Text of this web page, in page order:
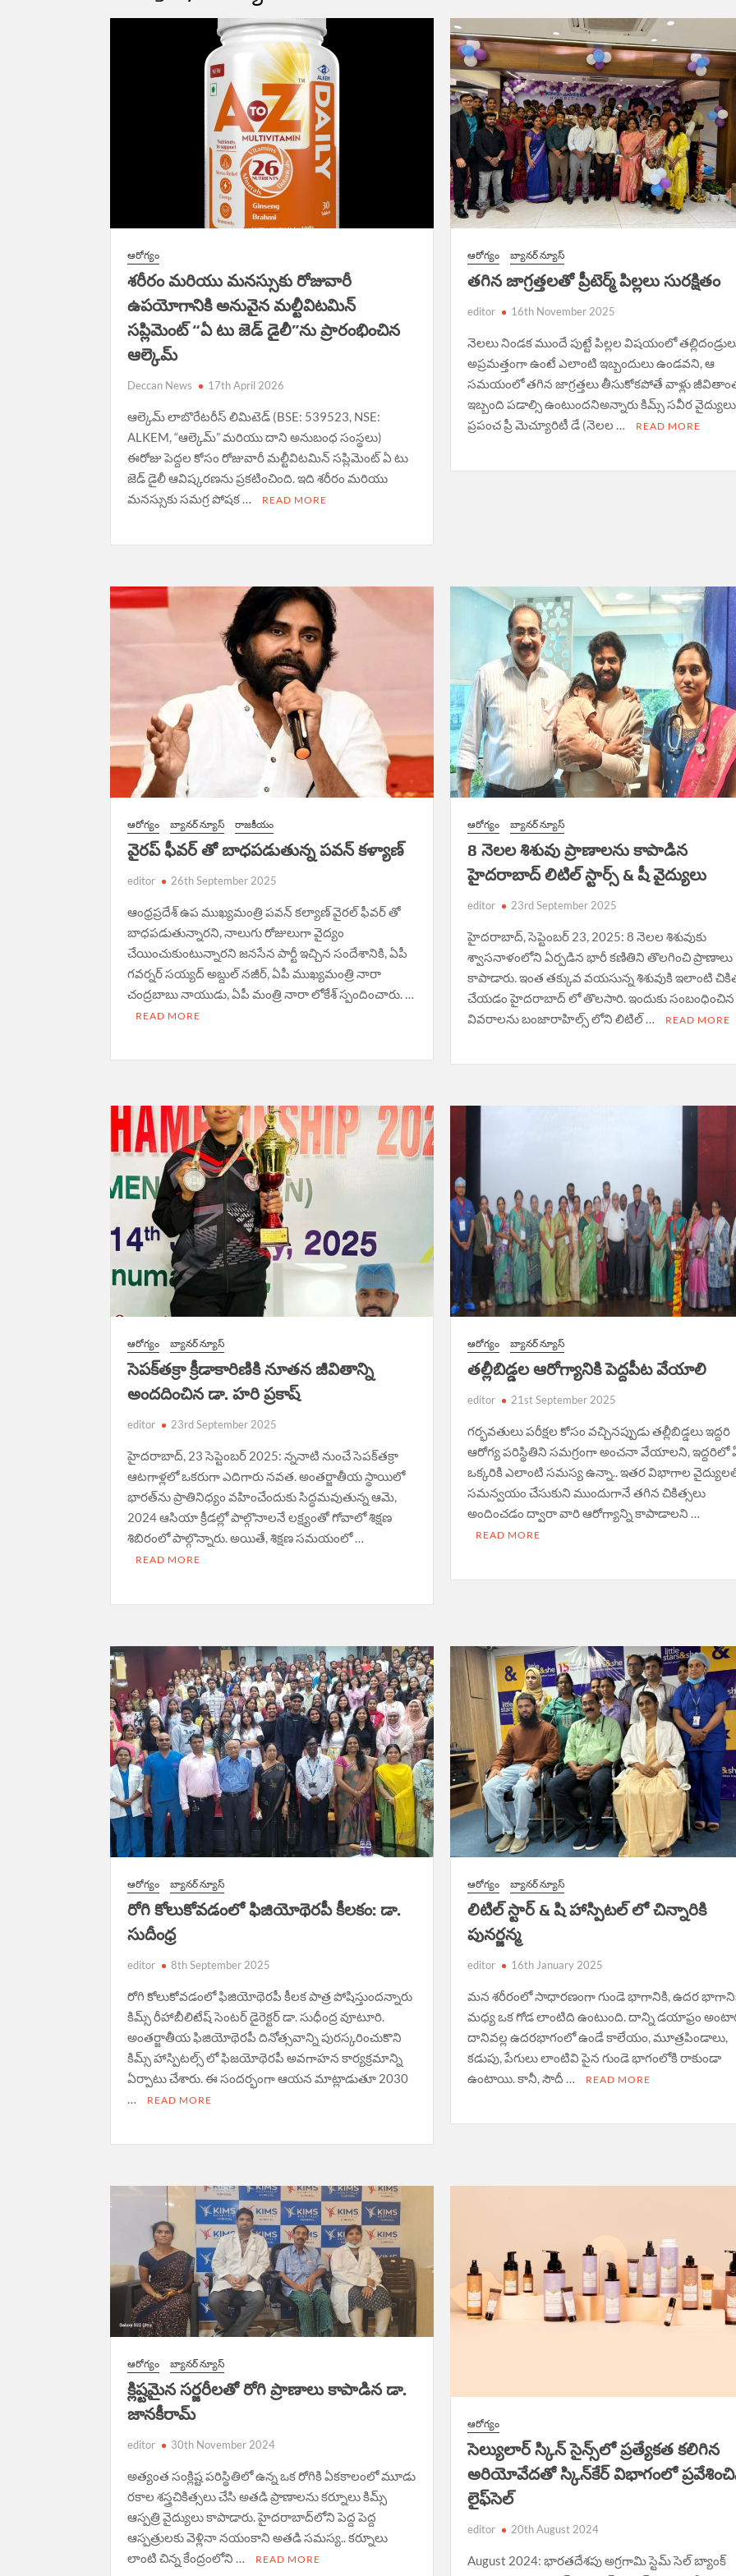
NEWS,
HYDERABAD
DECCAN
NEWS
ఆరోగ్యం
శరీరం మరియు మనస్సుకు రోజువారీ
ఉపయోగానికి అనువైన మల్టీవిటమిన్
సప్లిమెంట్ “ఏ టు జెడ్ డైలీ”ను ప్రారంభించిన
ఆల్కెమ్
Deccan News 17th April 2026
ఆల్కెమ్ లాబొరేటరీస్ లిమిటెడ్ (BSE: 539523, NSE:
ALKEM, “ఆల్కెమ్” మరియు దాని అనుబంధ సంస్థలు)
ఈరోజు పెద్దల కోసం రోజువారీ మల్టీవిటమిన్ సప్లిమెంట్ ఏ టు
జెడ్ డైలీ ఆవిష్కరణను ప్రకటించింది. ఇది శరీరం మరియు
మనస్సుకు సమగ్ర పోషక …
READ MORE
ఆరోగ్యం బ్యానర్ న్యూస్
త‌గిన జాగ్ర‌త్త‌ల‌తో ప్రీటెర్మ్ పిల్ల‌లు సుర‌క్షితం
editor 16th November 2025
నెల‌లు నిండ‌క ముందే పుట్టే పిల్ల‌ల విష‌యంలో
అప్ర‌మ‌త్తంగా ఉంటే ఎలాంటి ఇబ్బందులు ఉండ‌వ‌ని, ఆ
స‌మ‌యంలో త‌గిన జాగ్ర‌త్త‌లు తీసుకోక‌పోతే వాళ్లు
ఇబ్బంది ప‌డాల్సి ఉంటుంద‌నిఅన్నారు కిమ్స్ సవీర
ప్రపంచ ప్రీ మెచ్యూరిటీ డే (నెలల …
READ MORE
ఆరోగ్యం బ్యానర్ న్యూస్ రాజకీయం
వైరప్ ఫీవర్ తో బాధపడుతున్న పవన్ కళ్యాణ్
editor 26th September 2025
ఆంధ్రప్రదేశ్ ఉప ముఖ్యమంత్రి పవన్ కల్యాణ్ వైరల్ ఫీవర్ తో
బాధపడుతున్నారని, నాలుగు రోజులుగా వైద్యం
చేయించుకుంటున్నారని జనసేన పార్టీ ఇచ్చిన సందేశానికి, ఏపీ
గవర్నర్ సయ్యద్ అబ్దుల్ నజీర్, ఏపీ ముఖ్యమంత్రి నారా
చంద్రబాబు నాయుడు, ఏపీ మంత్రి నారా లోకేశ్ స్పందించారు. …
READ MORE
ఆరోగ్యం బ్యానర్ న్యూస్
8 నెలల శిశువు ప్రాణాలను కాపాడిన
హైదరాబాద్‌ లిటిల్ స్టార్స్ & షీ వైద్యులు
editor 23rd September 2025
హైద‌రాబాద్, సెప్టెంబ‌ర్ 23, 2025: 8 నెలల శిశువుకు
శ్వాసనాళంలోని ఏర్పడిన భారీ కణితిని తొలగించి ప్రాణాలు
కాపాడారు. ఇంత తక్కువ వయసున్న శిశువుకి ఇలాంటి
చేయడం హైదరాబాద్ లో తొలసారి. ఇందుకు సంబంధించిన
వివరాలను బంజారాహిల్స్ లోని లిటిల్ …
READ MORE
ఆరోగ్యం బ్యానర్ న్యూస్
సెపక్‌తక్రా క్రీడాకారిణికి నూతన జీవితాన్ని
అందదించిన డా. హరి ప్రకాష్
editor 23rd September 2025
హైదరాబాద్, 23 సెప్టెంబర్ 2025: న్ననాటి నుంచే సెపక్‌తక్రా
ఆటగాళ్లలో ఒకరుగా ఎదిగారు నవత. అంతర్జాతీయ స్థాయిలో
భారత్‌ను ప్రాతినిధ్యం వహించేందుకు సిద్ధమవుతున్న ఆమె,
2024 ఆసియా క్రీడల్లో పాల్గొనాలనే లక్ష్యంతో గోవాలో శిక్షణ
శిబిరంలో పాల్గొన్నారు. అయితే, శిక్షణ సమయంలో …
READ MORE
ఆరోగ్యం బ్యానర్ న్యూస్
త‌ల్లీబిడ్డ‌ల ఆరోగ్యానికి పెద్ద‌పీట వేయాలి
editor 21st September 2025
గ‌ర్భ‌వ‌తులు ప‌రీక్ష‌ల కోసం వ‌చ్చిన‌ప్పుడు త‌ల్లీబిడ్డ‌లు ఇద్ద‌రి
ఆరోగ్య ప‌రిస్థితిని స‌మ‌గ్రంగా అంచ‌నా వేయాల‌ని, ఇద్ద‌రిలో
ఒక్క‌రికి ఎలాంటి స‌మ‌స్య ఉన్నా.. ఇత‌ర విభాగాల
స‌మ‌న్వ‌యం చేసుకుని ముందుగానే త‌గిన చికిత్స‌లు
అందించ‌డం ద్వారా వారి ఆరోగ్యాన్ని కాపాడాల‌ని …
READ MORE
ఆరోగ్యం బ్యానర్ న్యూస్
రోగి కోలుకోవడంలో ఫిజియోథెరపీ కీలకం: డా.
సుదీంధ్ర
editor 8th September 2025
రోగి కోలుకోవడంలో ఫిజియోథెరపీ కీలక పాత్ర పోషిస్తుందన్నారు
కిమ్స్ రీహాబీలిటేష్ సెంటర్ డైరెక్టర్ డా. సుధీంద్ర వూటూరి.
అంతర్జాతీయ ఫిజియోథెరపీ దినోత్సవాన్ని పురస్కరించుకొని
కిమ్స్ హాస్పిటల్స్ లో ఫిజయోథెరపీ అవగాహన కార్యక్రమాన్ని
ఏర్పాటు చేశారు. ఈ సందర్భంగా ఆయన మాట్లాడుతూ 2030
…
READ MORE
ఆరోగ్యం బ్యానర్ న్యూస్
లిటిల్ స్టార్ & షి హాస్పిటల్ లో చిన్నారికి
పునర్జన్మ
editor 16th January 2025
మన శరీరంలో సాధారణంగా గుండె భాగానికి, ఉదర
మధ్య ఒక గోడ లాంటిది ఉంటుంది. దాన్ని డయాఫ్రం
దానివల్ల ఉదరభాగంలో ఉండే కాలేయం, మూత్రపిండాలు,
కడుపు, పేగులు లాంటివి పైన గుండె భాగంలోకి రాకుండా
ఉంటాయి. కానీ, సౌదీ …
READ MORE
ఆరోగ్యం బ్యానర్ న్యూస్
క్లిష్టమైన సర్జరీలతో రోగి ప్రాణాలు కాపాడిన డా.
జానకీరామ్
editor 30th November 2024
అత్యంత సంక్లిష్ట ప‌రిస్థితిలో ఉన్న ఒక రోగికి ఏక‌కాలంలో మూడు
ర‌కాల శ‌స్త్రచికిత్స‌లు చేసి అత‌డి ప్రాణాల‌ను క‌ర్నూలు కిమ్స్
ఆస్ప‌త్రి వైద్యులు కాపాడారు. హైద‌రాబాద్‌లోని పెద్ద పెద్ద
ఆస్ప‌త్రుల‌కు వెళ్లినా న‌యంకాని అత‌డి స‌మ‌స్య‌.. కర్నూలు
లాంటి చిన్న కేంద్రంలోని …
READ MORE
ఆరోగ్యం
సెల్యులార్ స్కిన్ సైన్స్‌లో ప్రత్యేకత కలిగిన
అరియోవేదతో స్కిన్‌కేర్‌ విభాగంలో
లైఫ్‌సెల్
editor 20th August 2024
August 2024: భారతదేశపు అగ్రగామి స్టెమ్ సెల్ బ్యాంక్